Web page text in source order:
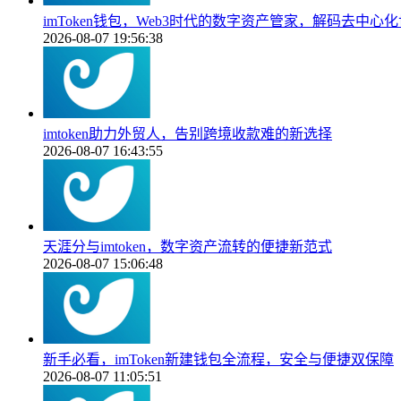
imToken钱包，Web3时代的数字资产管家，解码去中心
2026-08-07 19:56:38
imtoken助力外贸人，告别跨境收款难的新选择
2026-08-07 16:43:55
天涯分与imtoken，数字资产流转的便捷新范式
2026-08-07 15:06:48
新手必看，imToken新建钱包全流程，安全与便捷双保障
2026-08-07 11:05:51